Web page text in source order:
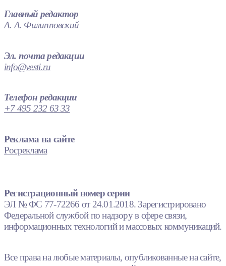
Главный редактор
А. А. Филипповский
Эл. почта редакции
info@vesti.ru
Телефон редакции
+7 495 232 63 33
Реклама на сайте
Росреклама
Регистрационный номер серии
ЭЛ № ФС 77-72266 от 24.01.2018. Зарегистрировано
Федеральной службой по надзору в сфере связи,
информационных технологий и массовых коммуникаций.
Все права на любые материалы, опубликованные на сайте,